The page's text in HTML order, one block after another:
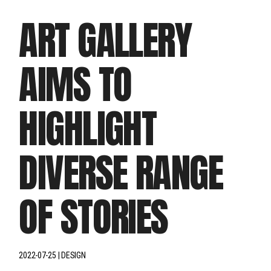
ART GALLERY
AIMS TO
HIGHLIGHT
DIVERSE RANGE
OF STORIES
2022-07-25 DESIGN